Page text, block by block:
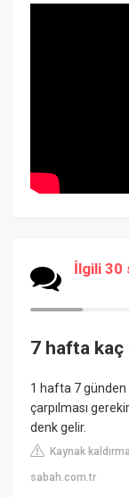
İlgili 30
7 hafta kaç
1 hafta 7 günden
çarpılması
denk gelir.
Kaynak
sabah.com.tr